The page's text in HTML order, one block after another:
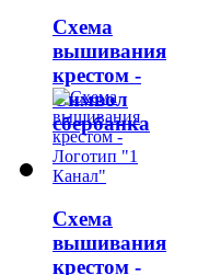
Схема
вышивания
крестом -
Символ
сбербанка
Схема
вышивания
крестом -